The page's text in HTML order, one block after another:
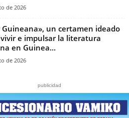
de 2026
un certamen ideado
e impulsar la literatura
en Guinea...
de 2026
publicidad